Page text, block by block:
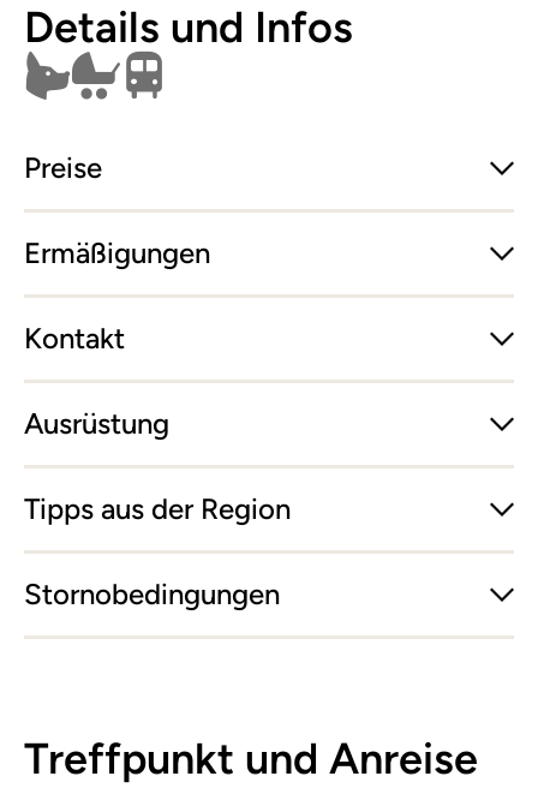
Details und Infos
Hunde erlaubt
Kinderwagen
Preise
Ermäßigungen
Kontakt
Ausrüstung
Tipps aus der Region
Stornobedingungen
Treffpunkt und Anreise